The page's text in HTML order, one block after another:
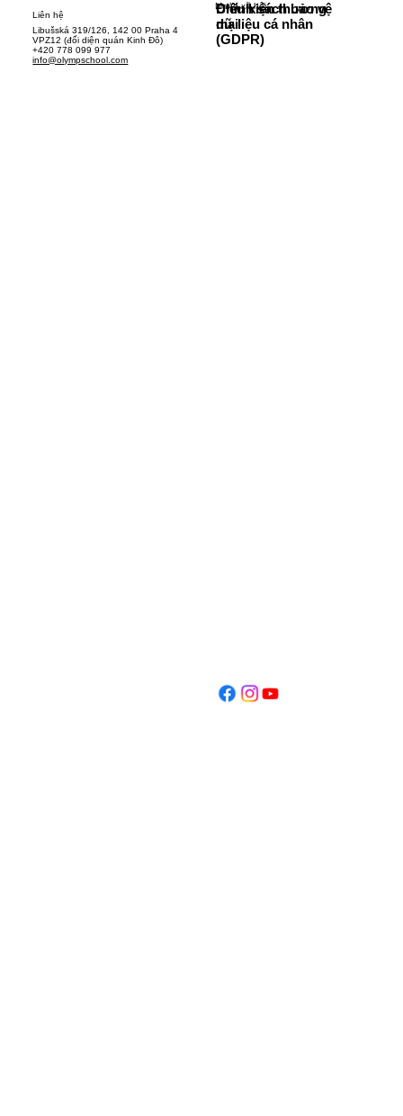
Mạng xã hội
Chính sách bảo vệ
dữ liệu cá nhân
(GDPR)
Điều kiện thương
mại
Liên hệ
Libušská 319/126, 142 00 Praha 4
VPZ12 (đối diện quán Kinh Đô)
+420 778 099 977
info@olympschool.com